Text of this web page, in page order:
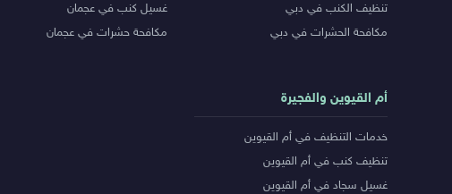
تنظيف الكنب في دبي
مكافحة الحشرات في دبي
غسيل كنب في عجمان
مكافحة حشرات في عجمان
أم القيوين والفجيرة
خدمات التنظيف في أم القيوين
تنظيف كنب في أم القيوين
غسيل سجاد في أم القيوين